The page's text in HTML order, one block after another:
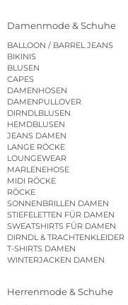
Damenmode & Schuhe
BALLOON / BARREL JEANS
BIKINIS
BLUSEN
CAPES
DAMENHOSEN
DAMENPULLOVER
DIRNDLBLUSEN
HEMDBLUSEN
JEANS DAMEN
LANGE RÖCKE
LOUNGEWEAR
MARLENEHOSE
MIDI RÖCKE
RÖCKE
SONNENBRILLEN DAMEN
STIEFELETTEN FÜR DAMEN
SWEATSHIRTS FÜR DAMEN
DIRNDL & TRACHTENKLEIDER
T-SHIRTS DAMEN
WINTERJACKEN DAMEN
Herrenmode & Schuhe